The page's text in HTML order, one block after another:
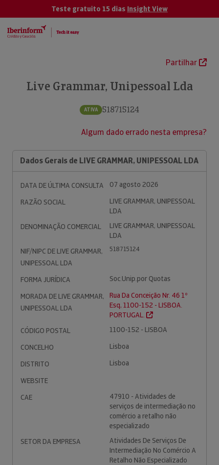
Teste gratuito 15 dias Insight View
Partilhar
Live Grammar, Unipessoal Lda
ATIVA 518715124
Algum dado errado nesta empresa?
Dados Gerais de LIVE GRAMMAR, UNIPESSOAL LDA
DATA DE ÚLTIMA CONSULTA
07 agosto 2026
RAZÃO SOCIAL
LIVE GRAMMAR, UNIPESSOAL
LDA
DENOMINAÇÃO COMERCIAL
LIVE GRAMMAR, UNIPESSOAL
LDA
NIF/NIPC DE LIVE GRAMMAR,
UNIPESSOAL LDA
518715124
FORMA JURÍDICA
Soc.Unip.por Quotas
MORADA DE LIVE GRAMMAR,
UNIPESSOAL LDA
Rua Da Conceição Nr. 46 1º
Esq, 1100-152 - LISBOA.
PORTUGAL.
CÓDIGO POSTAL
1100-152 - LISBOA
CONCELHO
Lisboa
DISTRITO
Lisboa
WEBSITE
CAE
47910 - Atividades de
serviços de intermediação no
comércio a retalho não
especializado
SETOR DA EMPRESA
Atividades De Serviços De
Intermediação No Comércio A
Retalho Não Especializado